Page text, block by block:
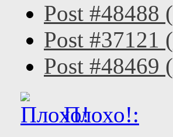
Post #48488 (
Post #37121 (
Post #48469 (
Плохо!: